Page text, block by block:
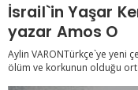
İsrail`in Yaşar
yazar Amos O
Aylin VARONTürkçe`ye yeni
ölüm ve korkunun olduğu